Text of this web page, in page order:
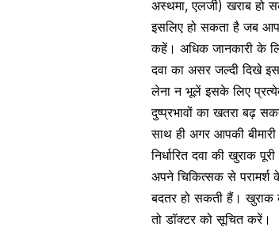
अस्थमा, एलर्जी) खराब हो
इसलिए हो सकता है जब आप
कहें। अधिक जानकारी के
दवा का असर जल्दी दिखे
लेना न भूलें इसके लिए
दुष्प्रभावों का खतरा बढ़
साथ ही अगर आपकी
निर्धारित दवा की खुराक
अपने चिकित्सक से परामर्श
बदतर हो सकती हैं। खुराक
तो डॉक्टर को सूचित करें।